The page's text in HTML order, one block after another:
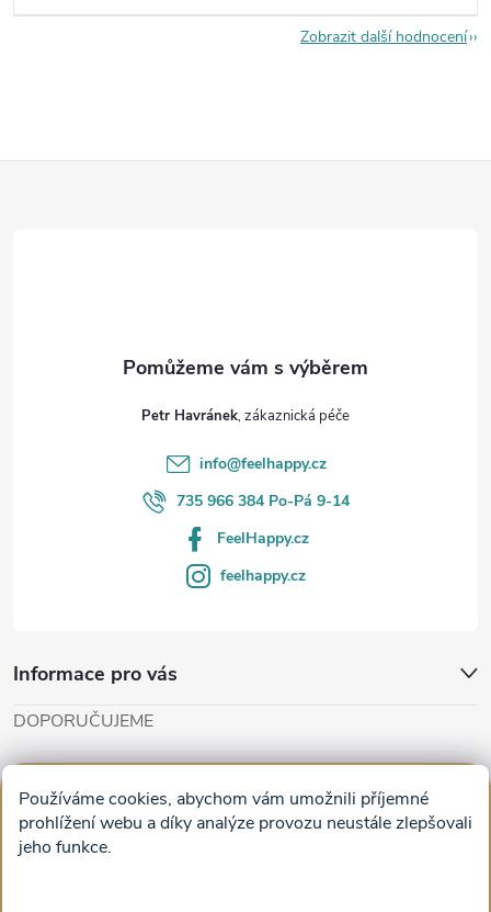
Používáme cookies, abychom vám umožnili příjemné
prohlížení webu a díky analýze provozu neustále zlepšovali
jeho funkce.
Zobrazit další hodnocení
Petr Havránek
info@feelhappy.cz
735 966 384 Po-Pá 9-14
FeelHappy.cz
feelhappy.cz
Informace pro vás
DOPORUČUJEME
Obrazy na plátně na zeď a stěnu do obýváku
Facebook